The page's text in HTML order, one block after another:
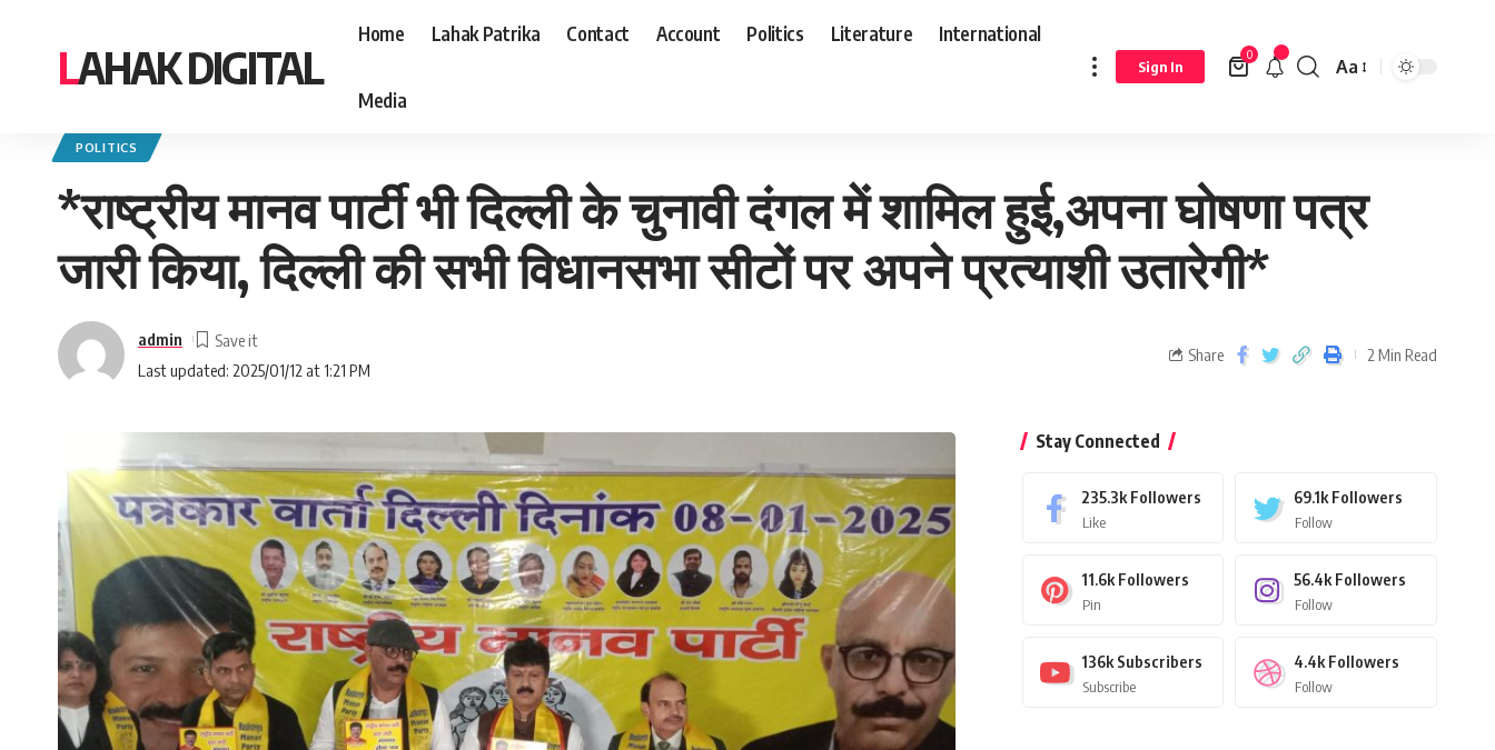
LAHAK DIGITAL
Home Lahak Patrika Contact Account Politics Literature International
Media
Sign In
0
Aa
*राष्ट्रीय मानव पार्टी भी दिल्ली के चुनावी दंगल में शामिल हुई,अपना घोषणा पत्र जारी किया, दिल्ली की सभी विधानसभा सीटों पर अपने प्रत्याशी उतारेगी*
POLITICS
*राष्ट्रीय मानव पार्टी भी दिल्ली के चुनावी दंगल में शामिल हुई,अपना घोषणा पत्र
जारी किया, दिल्ली की सभी विधानसभा सीटों पर अपने प्रत्याशी उतारेगी*
Last updated: 2025/01/12 at 1:21 PM
admin
Share 2 Min Read
Stay Connected
235.3k Followers
Like
69.1k Followers
Follow
11.6k Followers
Pin
56.4k Followers
Follow
136k Subscribers
Subscribe
4.4k Followers
Follow